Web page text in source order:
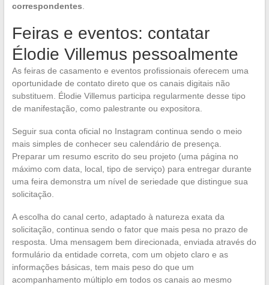
correspondentes
Feiras e eventos: contatar
Élodie Villemus pessoalmente
As feiras de casamento e eventos profissionais oferecem uma
oportunidade de contato direto que os canais digitais não
substituem. Élodie Villemus participa regularmente desse tipo
de manifestação, como palestrante ou expositora.
Seguir sua conta oficial no Instagram continua sendo o meio
mais simples de conhecer seu calendário de presença.
Preparar um resumo escrito do seu projeto (uma página no
máximo com data, local, tipo de serviço) para entregar durante
uma feira demonstra um nível de seriedade que distingue sua
solicitação.
A escolha do canal certo, adaptado à natureza exata da
solicitação, continua sendo o fator que mais pesa no prazo de
resposta. Uma mensagem bem direcionada, enviada através do
formulário da entidade correta, com um objeto claro e as
informações básicas, tem mais peso do que um
acompanhamento múltiplo em todos os canais ao mesmo